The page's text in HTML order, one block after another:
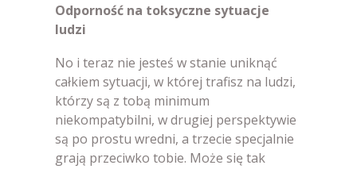
Odporność na toksyczne sytuacje
ludzi
No i teraz nie jesteś w stanie uniknąć
całkiem sytuacji, w której trafisz na ludzi,
którzy są z tobą minimum
niekompatybilni, w drugiej perspektywie
są po prostu wredni, a trzecie specjalnie
grają przeciwko tobie. Może się tak